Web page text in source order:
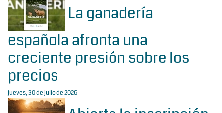
La ganadería
española afronta una
creciente presión sobre los
precios
jueves, 30 de julio de 2026